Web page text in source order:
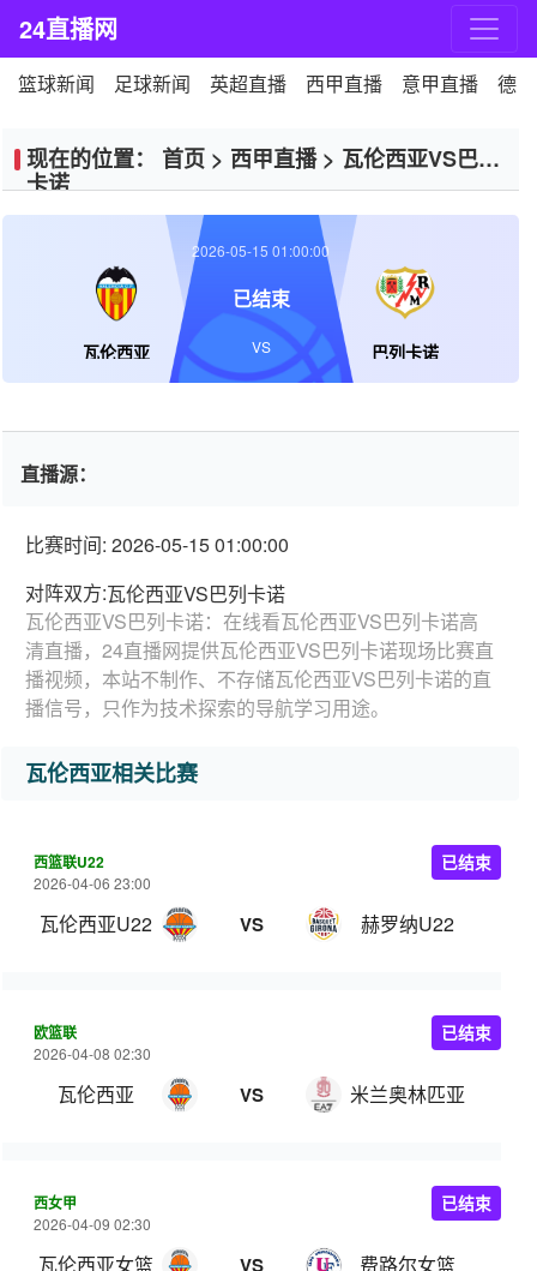
24直播网
篮球新闻 足球新闻 英超直播 西甲直播 意甲直播 德
现在的位置： 首页 > 西甲直播> 瓦伦西亚VS巴列
卡诺
瓦伦西亚 巴列卡诺
2026-05-15 01:00:00
已结束
VS
直播源：
比赛时间: 2026-05-15 01:00:00
对阵双方:瓦伦西亚VS巴列卡诺
瓦伦西亚VS巴列卡诺：在线看瓦伦西亚VS巴列卡诺高
清直播，24直播网提供瓦伦西亚VS巴列卡诺现场比赛直
播视频，本站不制作、不存储瓦伦西亚VS巴列卡诺的直
播信号，只作为技术探索的导航学习用途。
瓦伦西亚相关比赛
西篮联U22
2026-04-06 23:00
瓦伦西亚U22 VS 赫罗纳U22
已结束
欧篮联
2026-04-08 02:30
瓦伦西亚 VS 米兰奥林匹亚
已结束
西女甲
2026-04-09 02:30
瓦伦西亚女篮 VS 费路尔女篮
已结束